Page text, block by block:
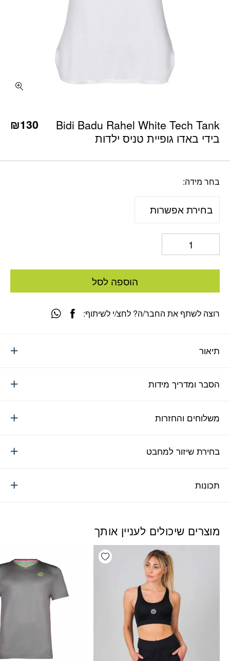
Bidi Badu Rahel White Tech Tank
בידי באדו גופיית טניס ילדות
₪130
בחר מידה
הוספה לסל
תיאור
הסבר ומדריך מידות
משלוחים והחזרות
בחירת שיזור למחבט
תכונות
רוצה לשתף את החבר/ה? לחצ/י לשיתוף:
מוצרים שיכולים לעניין אותך
Add wishlist